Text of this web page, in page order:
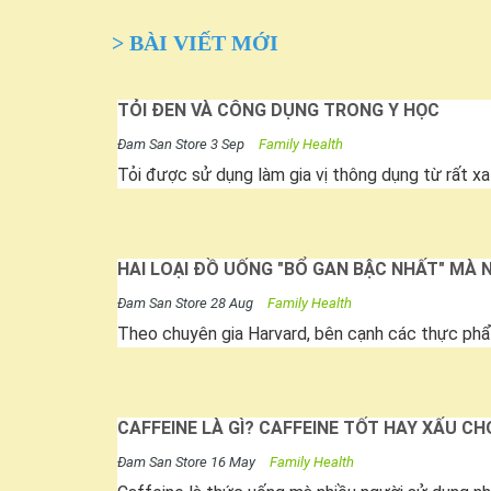
> BÀI VIẾT MỚI
TỎI ĐEN VÀ CÔNG DỤNG TRONG Y HỌC
Đam San Store 3 Sep Family Health
Tỏi được sử dụng làm gia vị thông dụng từ rất
HAI LOẠI ĐỒ UỐNG "BỔ GAN BẬC NHẤT" MÀ
Đam San Store 28 Aug Family Health
Theo chuyên gia Harvard, bên cạnh các thực
CAFFEINE LÀ GÌ? CAFFEINE TỐT HAY XẤU
Đam San Store 16 May Family Health